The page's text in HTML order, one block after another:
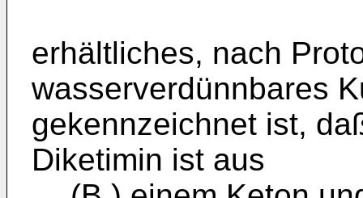
erhältliches, nach
wasserverdünnbares
gekennzeichnet ist,
Diketimin ist aus